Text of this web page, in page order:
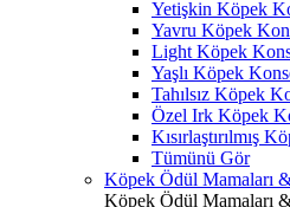
Yetişkin Köpek
Yavru Köpek
Light Köpek
Yaşlı Köpek
Tahılsız Köpek
Özel Irk Köpek
Kısırlaştırılmış
Tümünü Gör
Köpek Ödül Mamaları
Köpek Ödül Mamaları